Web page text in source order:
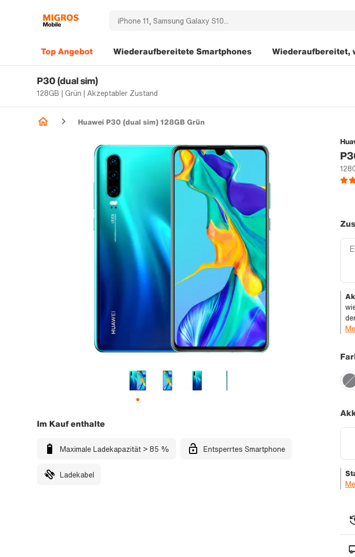
Top Angebot Wiederaufbereitete Smartphones Wiederaufbereitet,
P30 (dual sim)
128GB | Grün | Akzeptabler Zustand
Huawei P30 (dual sim) 128GB Grün
Im Kauf enthalte
Maximale Ladekapazität > 85 % Entsperrtes Smartphone
Ladekabel